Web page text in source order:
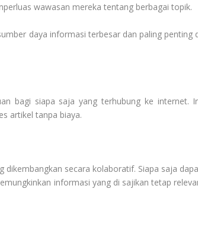
wawasan mereka tentang berbagai topik.
daya informasi terbesar dan paling penting
bagi siapa saja yang terhubung ke internet.
artikel tanpa biaya.
dikembangkan secara kolaboratif. Siapa saja
informasi yang di sajikan tetap